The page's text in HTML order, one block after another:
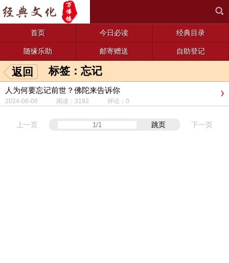
首页 今日必读 经典目录
随缘乐助 邮寄赠送 自助登记
返回 标签：忘记
人为何要忘记前世？佛陀来告诉你
2024-06-08 阅读：3192 评论：0
上一页 跳页 下一页